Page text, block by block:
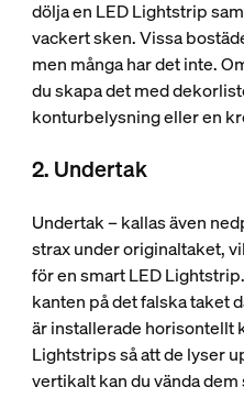
dölja en LED Lightstrip
vackert sken. Vissa
men många har det inte.
du skapa det med
konturbelysning eller en
2. Undertak
Undertak – kallas även
strax under originaltaket,
för en smart LED
kanten på det falska taket
är installerade horisontellt
Lightstrips så att de lyser
vertikalt kan du vända dem